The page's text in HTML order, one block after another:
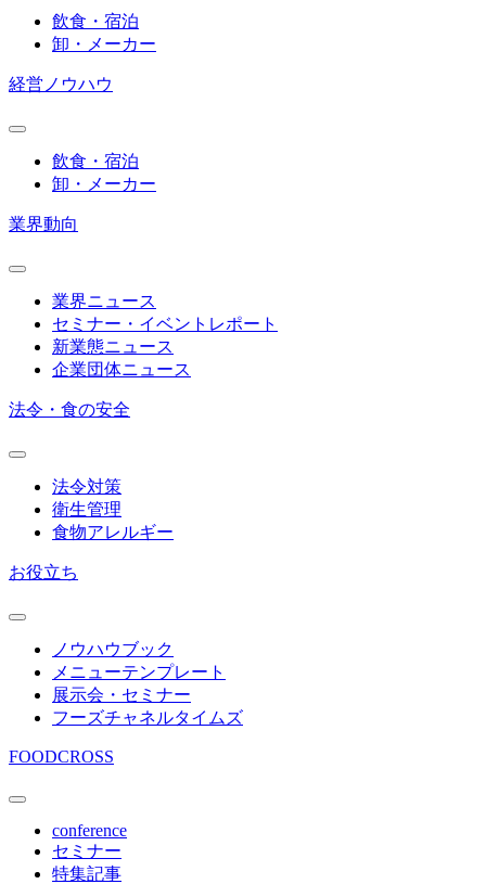
飲食・宿泊
卸・メーカー
経営ノウハウ
飲食・宿泊
卸・メーカー
業界動向
業界ニュース
セミナー・イベントレポート
新業態ニュース
企業団体ニュース
法令・食の安全
法令対策
衛生管理
食物アレルギー
お役立ち
ノウハウブック
メニューテンプレート
展示会・セミナー
フーズチャネルタイムズ
FOODCROSS
conference
セミナー
特集記事